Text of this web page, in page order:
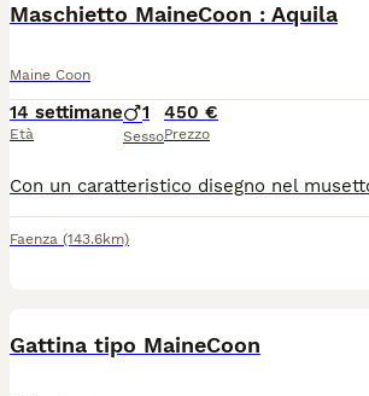
Maschietto MaineCoon : Aquila
Maine Coon
14 settimane
Età
1
Sesso
450 €
Prezzo
Faenza (143.6km)
Gattina tipo MaineCoon